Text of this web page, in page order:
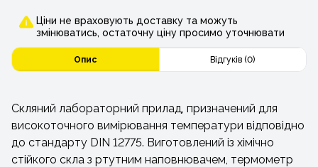
Ціни не враховують доставку та можуть
змінюватись, остаточну ціну просимо уточнювати
Опис Відгуків (0)
Скляний лабораторний прилад, призначений для
високоточного вимірювання температури відповідно
до стандарту DIN 12775. Виготовлений із хімічно
стійкого скла з ртутним наповнювачем, термометр